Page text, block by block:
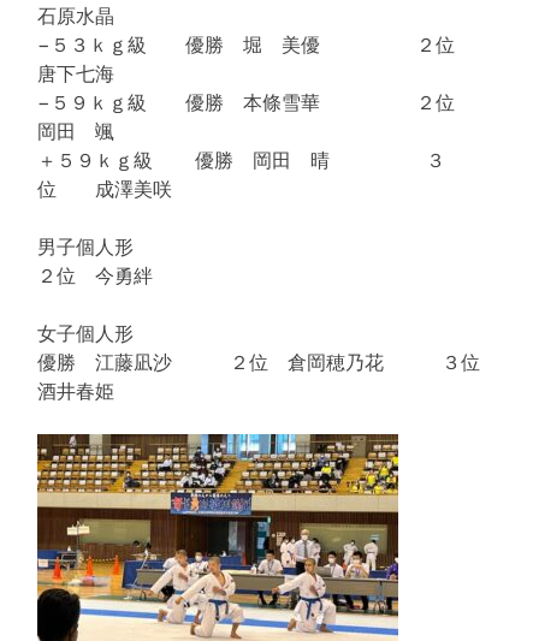
石原水晶
−５３ｋｇ級 優勝 堀 美優 ２位
唐下七海
−５９ｋｇ級 優勝 本條雪華 ２位
岡田 颯
＋５９ｋｇ級 優勝 岡田 晴 ３
位 成澤美咲
男子個人形
２位 今勇絆
女子個人形
優勝 江藤凪沙 ２位 倉岡穂乃花 ３位
酒井春姫